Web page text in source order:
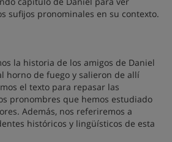
sufijos pronominales en su contexto.
la historia de los amigos de Daniel
horno de fuego y salieron de allí
el texto para repasar las
pronombres que hemos estudiado
Además, nos referiremos a
históricos y lingüísticos de esta